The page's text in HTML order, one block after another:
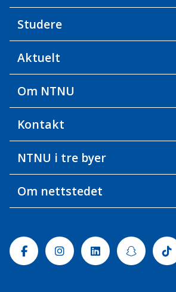
Studere
Aktuelt
Om NTNU
Kontakt
NTNU i tre byer
Om nettstedet
FacebookInstagramLinkedin